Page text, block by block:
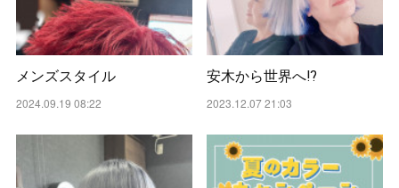
メンズスタイル
2024.09.19 08:22
安木から世界へ⁉️
2023.12.07 21:03